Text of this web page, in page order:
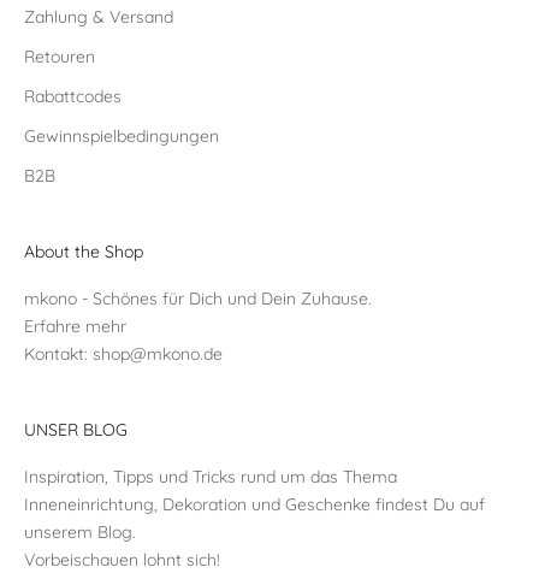
Zahlung & Versand
Retouren
Rabattcodes
Gewinnspielbedingungen
B2B
About the Shop
mkono - Schönes für Dich und Dein Zuhause.
Erfahre mehr
Kontakt: shop@mkono.de
UNSER BLOG
Inspiration, Tipps und Tricks rund um das Thema
Inneneinrichtung, Dekoration und Geschenke findest Du auf
unserem Blog.
Vorbeischauen lohnt sich!